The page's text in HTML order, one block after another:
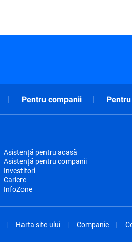
Pentru companii
Asistență pentru acasă
Asistență pentru companii
Investitori
Cariere
InfoZone
Harta site-ului Companie